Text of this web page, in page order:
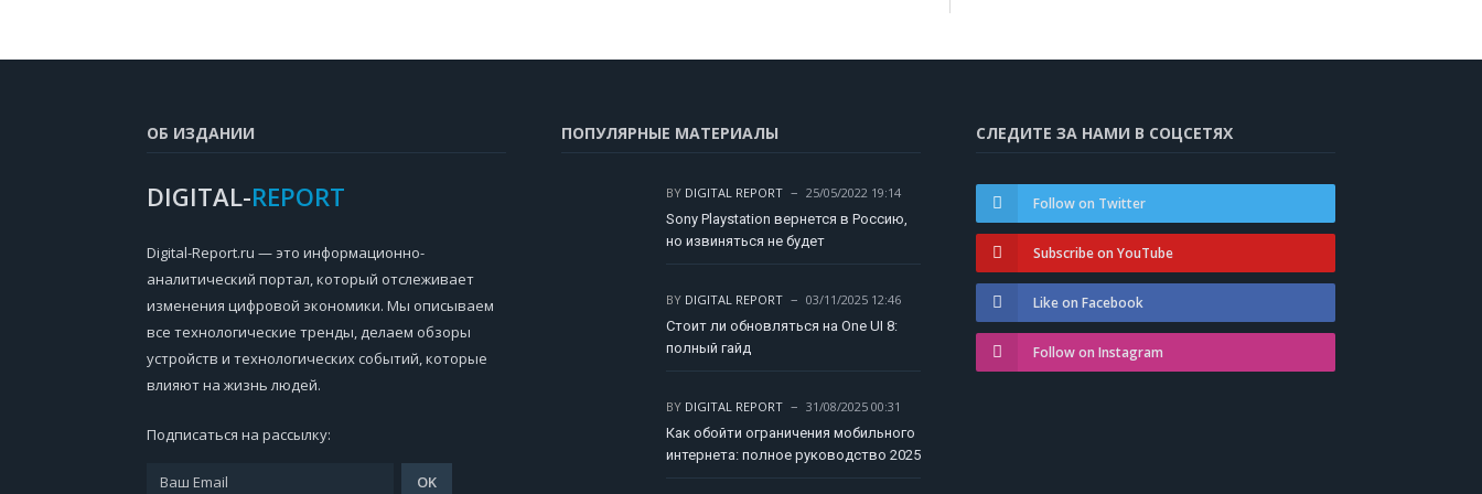
ОБ ИЗДАНИИ
DIGITAL-REPORT
Digital-Report.ru — это информационно-
аналитический портал, который отслеживает
изменения цифровой экономики. Мы описываем
все технологические тренды, делаем обзоры
устройств и технологических событий, которые
влияют на жизнь людей.
Подписаться на рассылку:
ПОПУЛЯРНЫЕ МАТЕРИАЛЫ
BY DIGITAL REPORT
25/05/2022 19:14
Sony Playstation вернется в Россию,
но извиняться не будет
BY DIGITAL REPORT
03/11/2025 12:46
Стоит ли обновляться на One UI 8:
полный гайд
BY DIGITAL REPORT
31/08/2025 00:31
Как обойти ограничения мобильного
интернета: полное руководство 2025
СЛЕДИТЕ ЗА НАМИ В СОЦСЕТЯХ
Follow on Twitter
Subscribe on YouTube
Like on Facebook
Follow on Instagram